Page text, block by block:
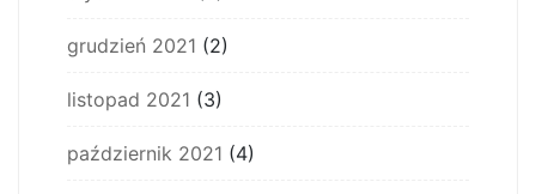
grudzień 2021 (2)
listopad 2021 (3)
październik 2021 (4)